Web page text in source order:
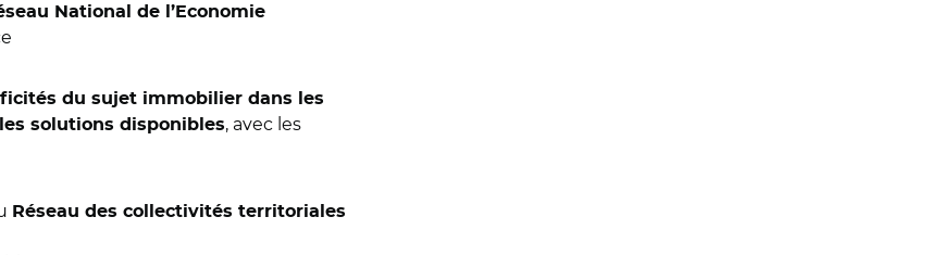
National de l’Economie
du sujet immobilier dans les
solutions disponibles, avec les
Réseau des collectivités territoriales